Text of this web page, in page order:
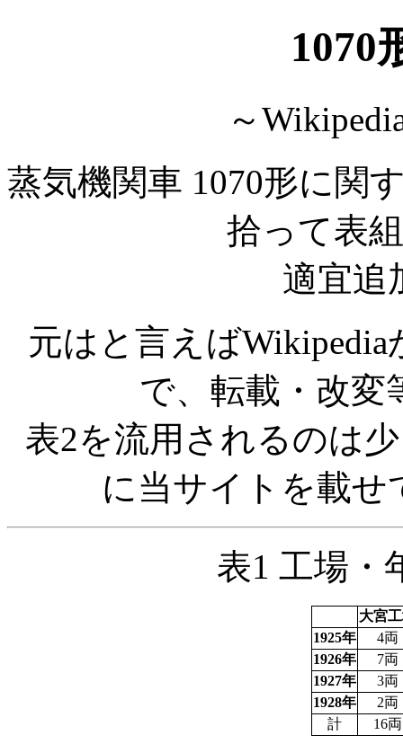
1070
～
蒸気機関車 1070形に関
拾って表
適宜追
元はと言えば
で、転載・改変
表2を流用されるのは
に当サイトを載せ
表1 工場・
大宮
1925年
4両
1926年
7両
1927年
3両
1928年
2両
計
16両